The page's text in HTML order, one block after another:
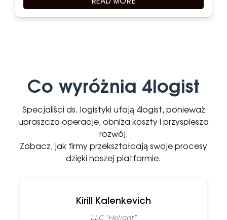
Co wyróżnia 4logist
Specjaliści ds. logistyki ufają 4logist, ponieważ
upraszcza operacje, obniża koszty i przyspiesza
rozwój.
Zobacz, jak firmy przekształcają swoje procesy
dzięki naszej platformie.
Kirill Kalenkevich
LLC “Heliant”